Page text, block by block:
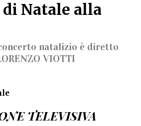
di Natale alla
natalizio è diretto
VIOTTI
TELEVISIVA